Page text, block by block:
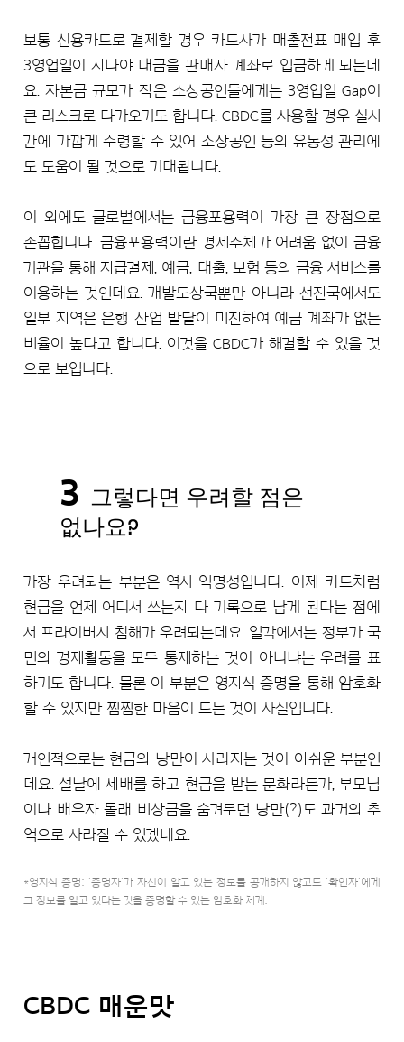
보통 신용카드로 결제할 경우 카드사가 매출전표 매입 후
3영업일이 지나야 대금을 판매자 계좌로 입금하게 되는데
요. 자본금 규모가 작은 소상공인들에게는 3영업일 Gap이
큰 리스크로 다가오기도 합니다. CBDC를 사용할 경우 실시
간에 가깝게 수령할 수 있어 소상공인 등의 유동성 관리에
도 도움이 될 것으로 기대됩니다.
이 외에도 글로벌에서는 금융포용력이 가장 큰 장점으로
손꼽힙니다. 금융포용력이란 경제주체가 어려움 없이 금융
기관을 통해 지급결제, 예금, 대출, 보험 등의 금융 서비스를
이용하는 것인데요. 개발도상국뿐만 아니라 선진국에서도
일부 지역은 은행 산업 발달이 미진하여 예금 계좌가 없는
비율이 높다고 합니다. 이것을 CBDC가 해결할 수 있을 것
으로 보입니다.
3 그렇다면 우려할 점은
없나요?
가장 우려되는 부분은 역시 익명성입니다. 이제 카드처럼
현금을 언제 어디서 쓰는지 다 기록으로 남게 된다는 점에
서 프라이버시 침해가 우려되는데요. 일각에서는 정부가 국
민의 경제활동을 모두 통제하는 것이 아니냐는 우려를 표
하기도 합니다. 물론 이 부분은 영지식 증명을 통해 암호화
할 수 있지만 찜찜한 마음이 드는 것이 사실입니다.
개인적으로는 현금의 낭만이 사라지는 것이 아쉬운 부분인
데요. 설날에 세배를 하고 현금을 받는 문화라든가, 부모님
이나 배우자 몰래 비상금을 숨겨두던 낭만(?)도 과거의 추
억으로 사라질 수 있겠네요.
*영지식 증명: '증명자'가 자신이 알고 있는 정보를 공개하지 않고도 '확인자'에게
그 정보를 알고 있다는 것을 증명할 수 있는 암호화 체계.
CBDC 매운맛